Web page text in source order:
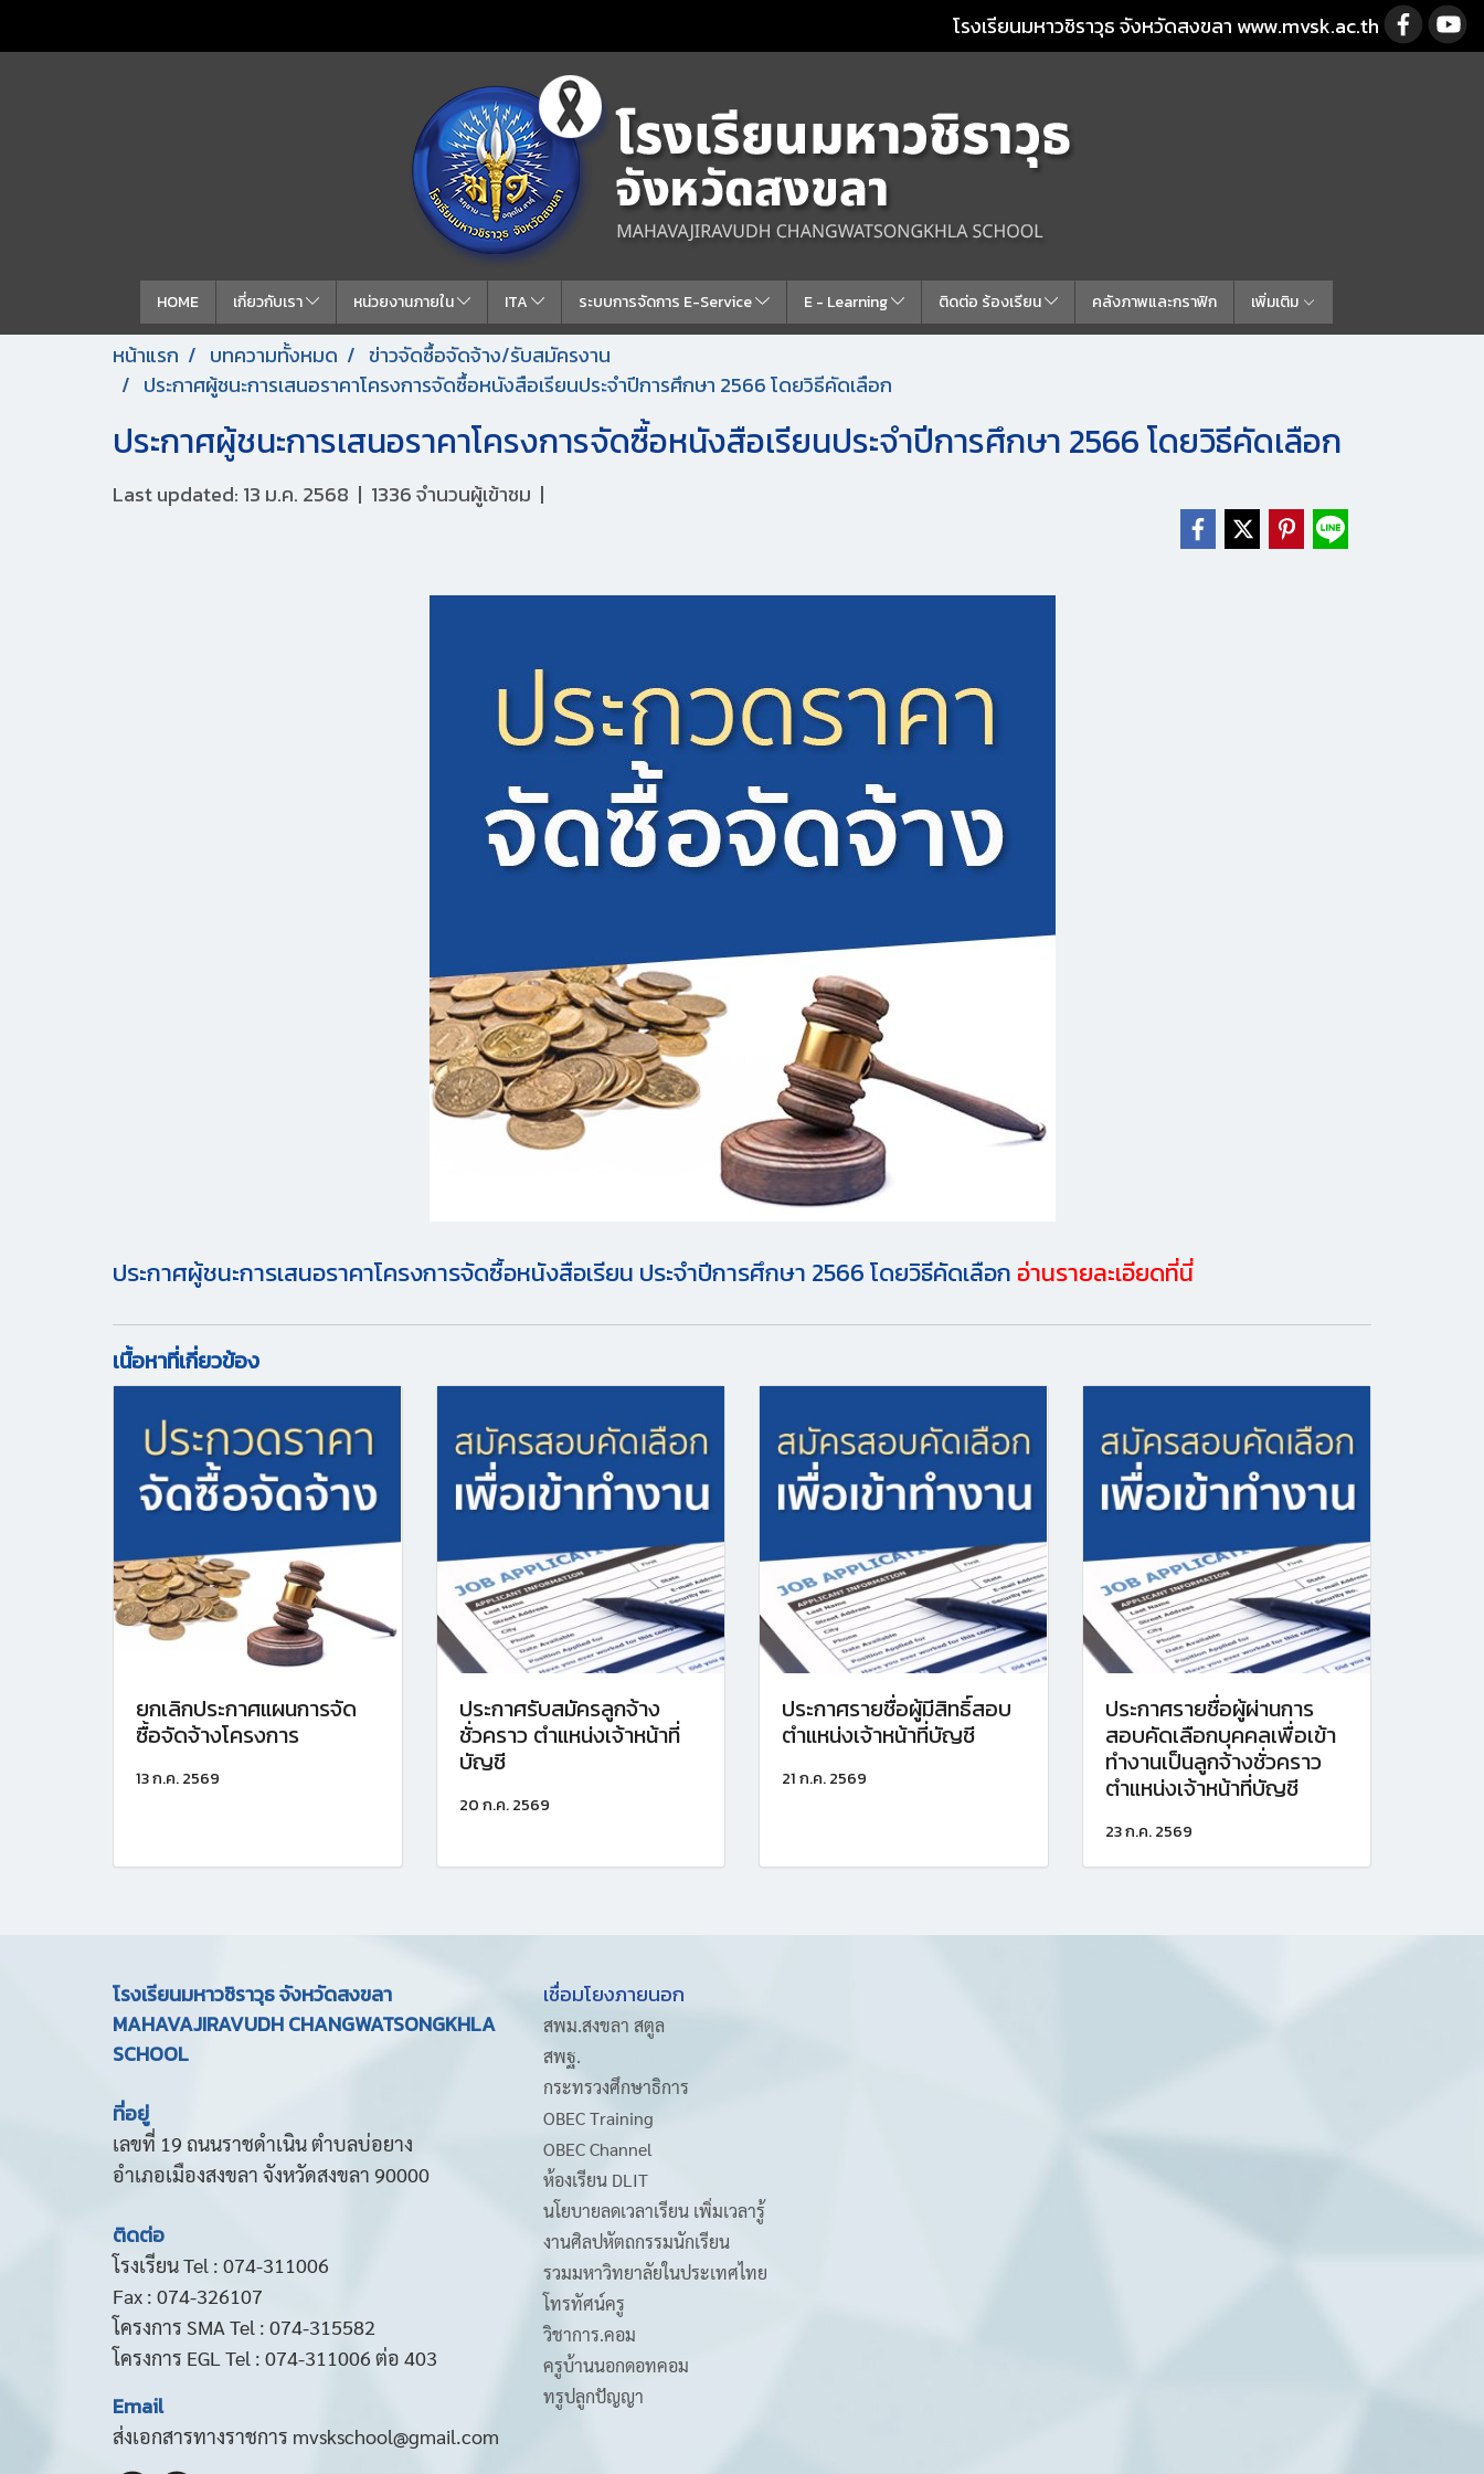
โรงเรียนมหาวชิราวุธ จังหวัดสงขลา www.mvsk.ac.th
HOME เกี่ยวกับเรา หน่วยงานภายใน ITA ระบบการจัดการ E-Service E - Learning ติดต่อ ร้องเรียน คลังภาพและกราฟิก เพิ่มเติม
หน้าแรก บทความทั้งหมด
ข่าวจัดซื้อจัดจ้าง/รับสมัครงาน
ประกาศผู้ชนะการเสนอราคาโครงการจัดซื้อหนังสือเรียนประจำปีการศึกษา 2566 โดยวิธีคัดเลือก
ประกาศผู้ชนะการเสนอราคาโครงการจัดซื้อหนังสือเรียนประจำปีการศึกษา 2566 โดยวิธีคัดเลือก
Last updated: 13 ม.ค. 2568 | 1336 จำนวนผู้เข้าชม |
ประกาศผู้ชนะการเสนอราคาโครงการจัดซื้อหนังสือเรียน ประจำปีการศึกษา 2566 โดยวิธีคัดเลือก อ่านรายละเอียดที่นี่
เนื้อหาที่เกี่ยวข้อง
ยกเลิกประกาศแผนการจัด
ซื้อจัดจ้างโครงการ
13 ก.ค. 2569
ประกาศรับสมัครลูกจ้าง
ชั่วคราว ตำแหน่งเจ้าหน้าที่
บัญชี
20 ก.ค. 2569
ประกาศรายชื่อผู้มีสิทธิ์สอบ
ตำแหน่งเจ้าหน้าที่บัญชี
21 ก.ค. 2569
ประกาศรายชื่อผู้ผ่านการ
สอบคัดเลือกบุคคลเพื่อเข้า
ทำงานเป็นลูกจ้างชั่วคราว
ตำแหน่งเจ้าหน้าที่บัญชี
23 ก.ค. 2569
โรงเรียนมหาวชิราวุธ จังหวัดสงขลา
MAHAVAJIRAVUDH CHANGWATSONGKHLA
SCHOOL
ที่อยู่
เลขที่ 19 ถนนราชดำเนิน ตำบลบ่อยาง
อำเภอเมืองสงขลา จังหวัดสงขลา 90000
ติดต่อ
โรงเรียน Tel : 074-311006
Fax : 074-326107
โครงการ SMA Tel : 074-315582
โครงการ EGL Tel : 074-311006 ต่อ 403
Email
ส่งเอกสารทางราชการ mvskschool@gmail.com
เชื่อมโยงภายนอก
สพม.สงขลา สตูล
สพฐ.
กระทรวงศึกษาธิการ
OBEC Training
OBEC Channel
ห้องเรียน DLIT
นโยบายลดเวลาเรียน เพิ่มเวลารู้
งานศิลปหัตถกรรมนักเรียน
รวมมหาวิทยาลัยในประเทศไทย
โทรทัศน์ครู
วิชาการ.คอม
ครูบ้านนอกดอทคอม
ทรูปลูกปัญญา